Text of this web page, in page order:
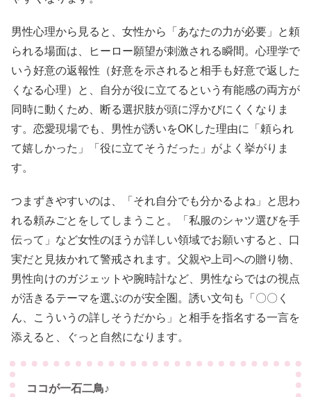
男性心理から見ると、女性から「あなたの力が必要」と頼
られる場面は、ヒーロー願望が刺激される瞬間。心理学で
いう好意の返報性（好意を示されると相手も好意で返した
くなる心理）と、自分が役に立てるという有能感の両方が
同時に動くため、断る選択肢が頭に浮かびにくくなりま
す。恋愛現場でも、男性が誘いをOKした理由に「頼られ
て嬉しかった」「役に立てそうだった」がよく挙がりま
す。
つまずきやすいのは、「それ自分でも分かるよね」と思わ
れる頼みごとをしてしまうこと。「私服のシャツ選びを手
伝って」など女性のほうが詳しい領域でお願いすると、口
実だと見抜かれて警戒されます。父親や上司への贈り物、
男性向けのガジェットや腕時計など、男性ならではの視点
が活きるテーマを選ぶのが安全圏。誘い文句も「〇〇く
ん、こういうの詳しそうだから」と相手を指名する一言を
添えると、ぐっと自然になります。
ココが一石二鳥♪